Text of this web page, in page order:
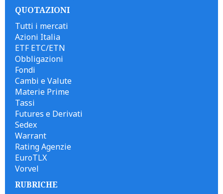
QUOTAZIONI
Tutti i mercati
Azioni Italia
ETF ETC/ETN
Obbligazioni
Fondi
Cambi e Valute
Materie Prime
Tassi
Futures e Derivati
Sedex
Warrant
Rating Agenzie
EuroTLX
Vorvel
RUBRICHE